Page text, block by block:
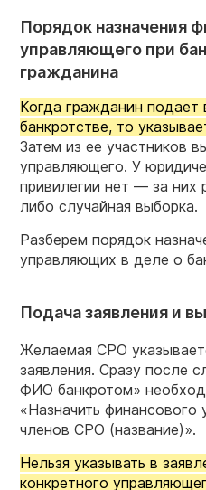
Порядок назначения
управляющего при
гражданина
Когда гражданин подает
банкротстве, то
Затем из ее участников
управляющего. У
привилегии нет — за
либо случайная выборка.
Разберем порядок
управляющих в деле о
Подача заявления и
Желаемая СРО
заявления. Сразу после
ФИО банкротом»
«Назначить
членов СРО (название)».
Нельзя указывать в
конкретного